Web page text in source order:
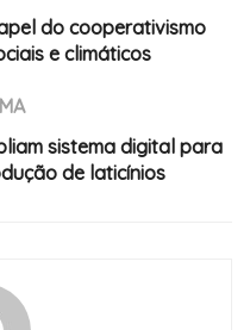
do cooperativismo
e climáticos
sistema digital para
de laticínios